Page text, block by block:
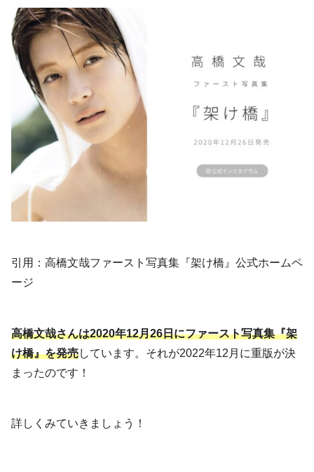
引用：高橋文哉ファースト写真集『架け橋』公式ホームペ
ージ
高橋文哉さんは2020年12月26日にファースト写真集『架
け橋』を発売しています。それが2022年12月に重版が決
まったのです！
詳しくみていきましょう！